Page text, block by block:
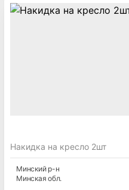
Накидка на кресло 2шт
Минскийр-н
Минская обл.